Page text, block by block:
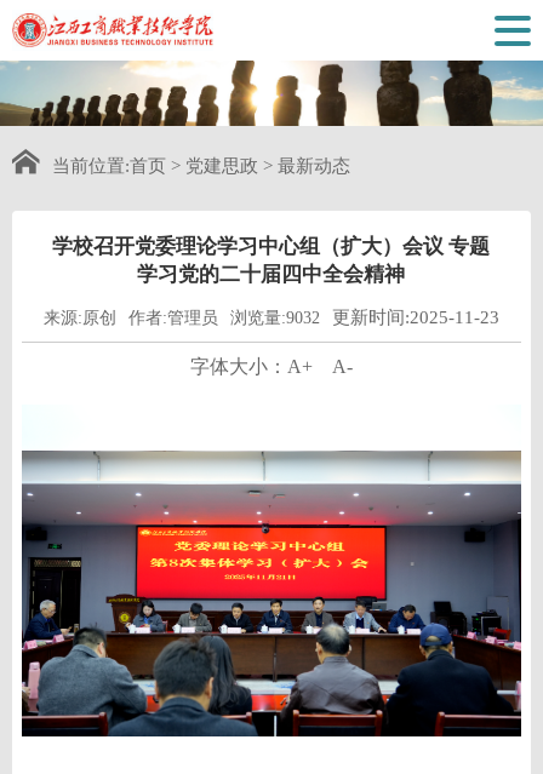
当前位置:首页 > 党建思政 > 最新动态
学校召开党委理论学习中心组（扩大）会议 专题
学习党的二十届四中全会精神
来源:原创 作者:管理员 浏览量:9032 更新时间:2025-11-23
字体大小： A+ A-